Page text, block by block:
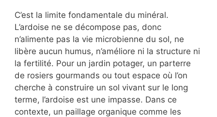
C’est la limite fondamentale du minéral.
L’ardoise ne se décompose pas, donc
n’alimente pas la vie microbienne du sol, ne
libère aucun humus, n’améliore ni la structure ni
la fertilité. Pour un jardin potager, un parterre
de rosiers gourmands ou tout espace où l’on
cherche à construire un sol vivant sur le long
terme, l’ardoise est une impasse. Dans ce
contexte, un paillage organique comme les